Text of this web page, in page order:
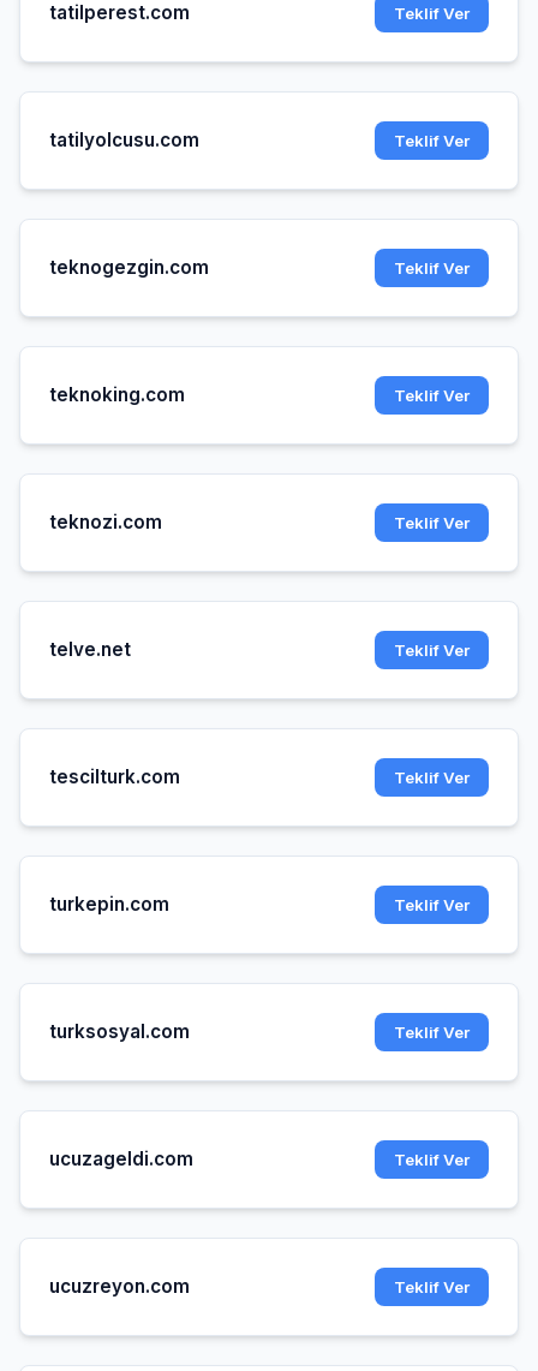
tatilperest.com Teklif Ver
tatilyolcusu.com Teklif Ver
teknogezgin.com Teklif Ver
teknoking.com Teklif Ver
teknozi.com Teklif Ver
telve.net Teklif Ver
tescilturk.com Teklif Ver
turkepin.com Teklif Ver
turksosyal.com Teklif Ver
ucuzageldi.com Teklif Ver
ucuzreyon.com Teklif Ver